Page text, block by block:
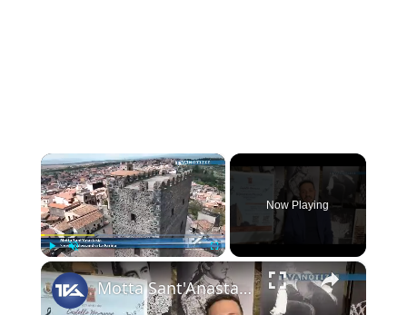
×
Play Unmute Fullscreen
Now Playing
×
Motta Sant'Anastasia. L'omaggio al tenore mottese Giuseppe Di Stefano nel giorno della sua nascita.